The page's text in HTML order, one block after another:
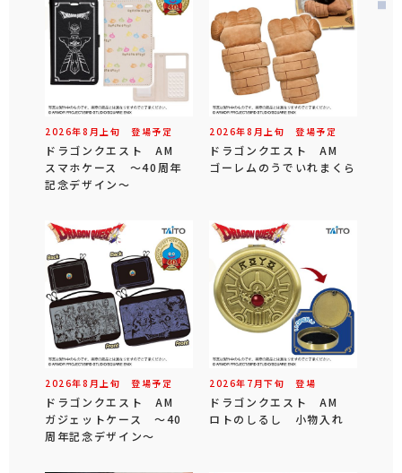
2026年8 月 上旬 登場予定
ドラゴンクエスト AM
スマホケース ～40周年
記念デザイン～
2026年8 月 上旬 登場予定
ドラゴンクエスト AM
ゴーレムのうでいれまくら
2026年8 月 上旬 登場予定
ドラゴンクエスト AM
ガジェットケース ～40
周年記念デザイン～
2026年 7 月下旬 登場
ドラゴンクエスト AM
ロトのしるし 小物入れ